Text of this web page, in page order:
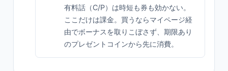
有料話（C/P）は時短も券も効かない。
ここだけは課金。買うならマイページ経
由でボーナスを取りこぼさず、期限あり
のプレゼントコインから先に消費。